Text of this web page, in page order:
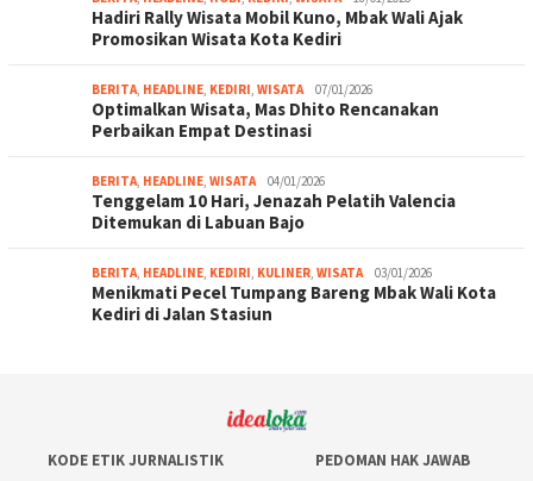
Hadiri Rally Wisata Mobil Kuno, Mbak Wali Ajak
Promosikan Wisata Kota Kediri
BERITA, HEADLINE, KEDIRI, WISATA 07/01/2026
Optimalkan Wisata, Mas Dhito Rencanakan
Perbaikan Empat Destinasi
BERITA, HEADLINE, WISATA 04/01/2026
Tenggelam 10 Hari, Jenazah Pelatih Valencia
Ditemukan di Labuan Bajo
BERITA, HEADLINE, KEDIRI, KULINER, WISATA 03/01/2026
Menikmati Pecel Tumpang Bareng Mbak Wali Kota
Kediri di Jalan Stasiun
KODE ETIK JURNALISTIK PEDOMAN HAK JAWAB